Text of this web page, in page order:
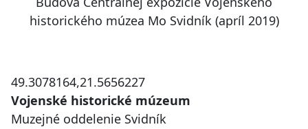
historického múzea Mo Svidník (apríl 2019)
49.3078164,21.5656227
Vojenské historické múzeum
Muzejné oddelenie Svidník